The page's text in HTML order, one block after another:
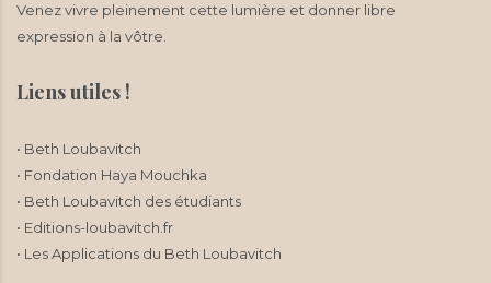
Venez vivre pleinement cette lumière et donner libre
expression à la vôtre.
Liens utiles !
• Beth Loubavitch
• Fondation Haya Mouchka
• Beth Loubavitch des étudiants
• Editions-loubavitch.fr
• Les Applications du Beth Loubavitch